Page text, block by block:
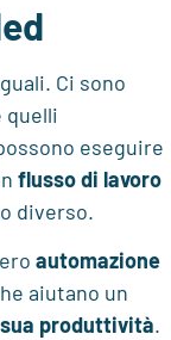
Ci sono
quelli
eseguire
flusso di lavoro
diverso.
automazione
aiutano un
produttività.